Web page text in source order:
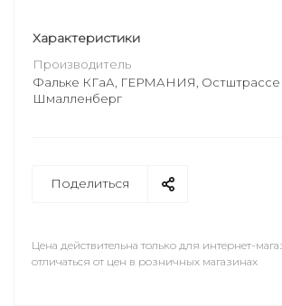
Характеристики
Производитель
Фальке КГаА, ГЕРМАНИЯ, Остштрассе
Шмалленберг
Поделиться
Цена действительна только для интернет-
отличаться от цен в розничных магазинах